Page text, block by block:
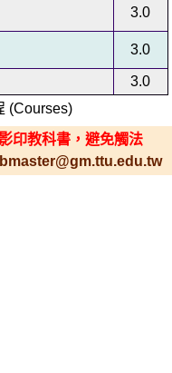
3.0
3.0
3.0
(Courses)
印教科書，避免觸法